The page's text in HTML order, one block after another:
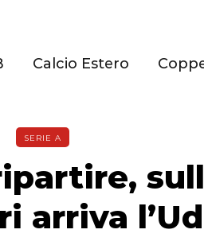
Calcio Estero
SERIE A
arriva